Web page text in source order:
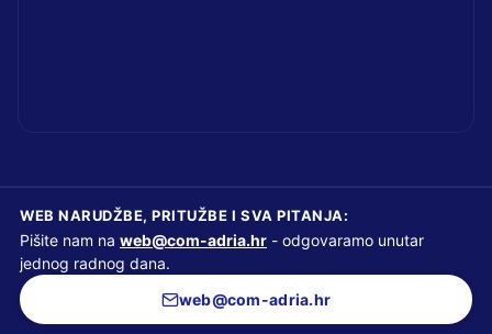
WEB NARUDŽBE, PRITUŽBE I SVA PITANJA:
Pišite nam na web@com-adria.hr - odgovaramo unutar
jednog radnog dana.
web@com-adria.hr